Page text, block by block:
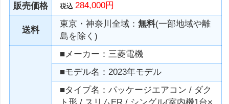
販売価格
税込284,000円
送料
東京・神奈川全域：無料(一部地域や離
島を除く)
■メーカー：三菱電機
■モデル名：2023年モデル
■タイプ名：パッケージエアコン / ダク